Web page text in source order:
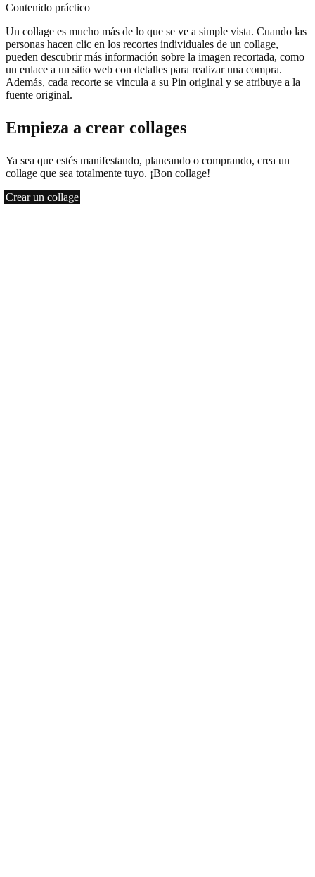
Contenido práctico
Un collage es mucho más de lo que se ve a simple vista. Cuando las
personas hacen clic en los recortes individuales de un collage,
pueden descubrir más información sobre la imagen recortada, como
un enlace a un sitio web con detalles para realizar una compra.
Además, cada recorte se vincula a su Pin original y se atribuye a la
fuente original.
Empieza a crear collages
Ya sea que estés manifestando, planeando o comprando, crea un
collage que sea totalmente tuyo. ¡Bon collage!
Crear un collage